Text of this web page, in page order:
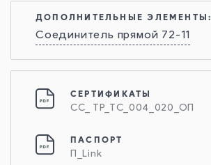
ДОПОЛНИТЕЛЬНЫЕ ЭЛЕМЕНТЫ:
Соединитель прямой 72-11
СЕРТИФИКАТЫ
СС_ ТР_ТС_004_020_ОП
ПАСПОРТ
П_Link